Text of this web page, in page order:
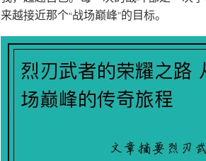
来越接近那个“战场巅峰”的目标。